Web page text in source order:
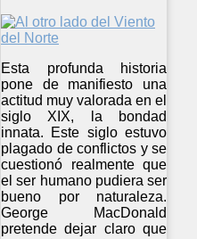
Esta profunda historia
pone de manifiesto una
actitud muy valorada en el
siglo XIX, la bondad
innata. Este siglo estuvo
plagado de conflictos y se
cuestionó realmente que
el ser humano pudiera ser
bueno por naturaleza.
George MacDonald
pretende dejar claro que